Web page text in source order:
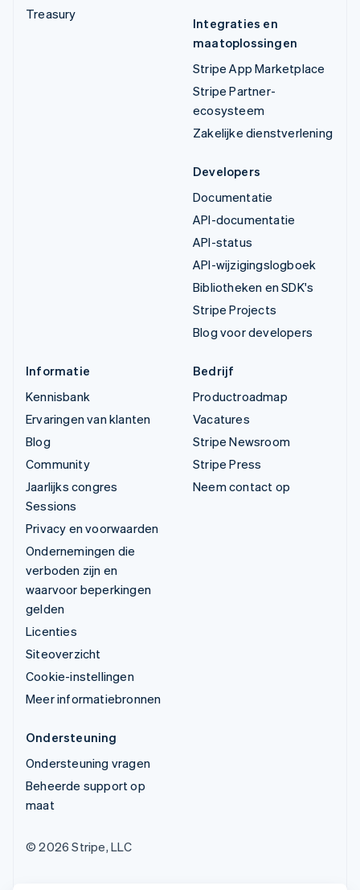
Treasury
Integraties en
maatoplossingen
Stripe App Marketplace
Stripe Partner-
ecosysteem
Zakelijke dienstverlening
Developers
Documentatie
API-documentatie
API-status
API-wijzigingslogboek
Bibliotheken en SDK's
Stripe Projects
Blog voor developers
Informatie
Kennisbank
Ervaringen van klanten
Blog
Community
Jaarlijks congres
Sessions
Privacy en voorwaarden
Ondernemingen die
verboden zijn en
waarvoor beperkingen
gelden
Licenties
Siteoverzicht
Cookie-instellingen
Meer informatiebronnen
Bedrijf
Productroadmap
Vacatures
Stripe Newsroom
Stripe Press
Neem contact op
Ondersteuning
Ondersteuning vragen
Beheerde support op
maat
© 2026 Stripe, LLC